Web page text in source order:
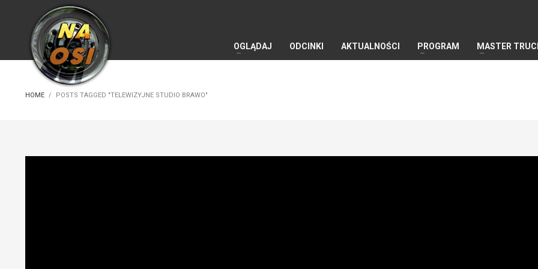
OGLĄDAJ ODCINKI AKTUALNOŚCI PROGRAM MASTER
HOME POSTS TAGGED "TELEWIZYJNE STUDIO BRAWO"